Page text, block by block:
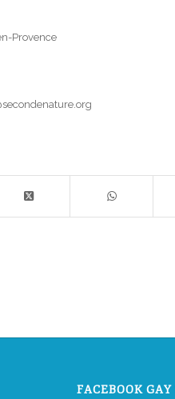
Provence
FACEBOOK GAY